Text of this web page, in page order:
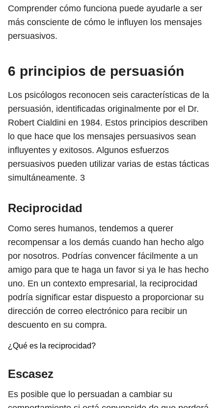
Comprender cómo funciona puede ayudarle a ser
más consciente de cómo le influyen los mensajes
persuasivos.
6 principios de persuasión
Los psicólogos reconocen seis características de la
persuasión, identificadas originalmente por el Dr.
Robert Cialdini en 1984. Estos principios describen
lo que hace que los mensajes persuasivos sean
influyentes y exitosos. Algunos esfuerzos
persuasivos pueden utilizar varias de estas tácticas
simultáneamente. 3
Reciprocidad
Como seres humanos, tendemos a querer
recompensar a los demás cuando han hecho algo
por nosotros. Podrías convencer fácilmente a un
amigo para que te haga un favor si ya le has hecho
uno. En un contexto empresarial, la reciprocidad
podría significar estar dispuesto a proporcionar su
dirección de correo electrónico para recibir un
descuento en su compra.
¿Qué es la reciprocidad?
Escasez
Es posible que lo persuadan a cambiar su